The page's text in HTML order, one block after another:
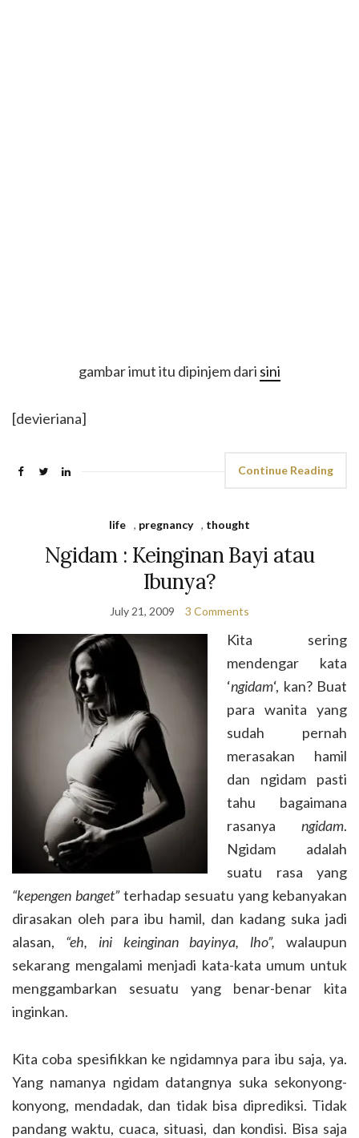
gambar imut itu dipinjem dari sini
[devieriana]
Continue Reading
life , pregnancy , thought
Ngidam : Keinginan Bayi atau
Ibunya?
July 21, 2009 3 Comments
Kita sering
mendengar kata
‘ngidam‘, kan? Buat
para wanita yang
sudah pernah
merasakan hamil
dan ngidam pasti
tahu bagaimana
rasanya ngidam.
Ngidam adalah
suatu rasa yang
“kepengen banget”terhadap sesuatu yang kebanyakan
dirasakan oleh para ibu hamil, dan kadang suka jadi
alasan, “eh, ini keinginan bayinya, lho”, walaupun
sekarang mengalami menjadi kata-kata umum untuk
menggambarkan sesuatu yang benar-benar kita
inginkan.
Kita coba spesifikkan ke ngidamnya para ibu saja, ya.
Yang namanya ngidam datangnya suka sekonyong-
konyong, mendadak, dan tidak bisa diprediksi. Tidak
pandang waktu, cuaca, situasi, dan kondisi. Bisa saja